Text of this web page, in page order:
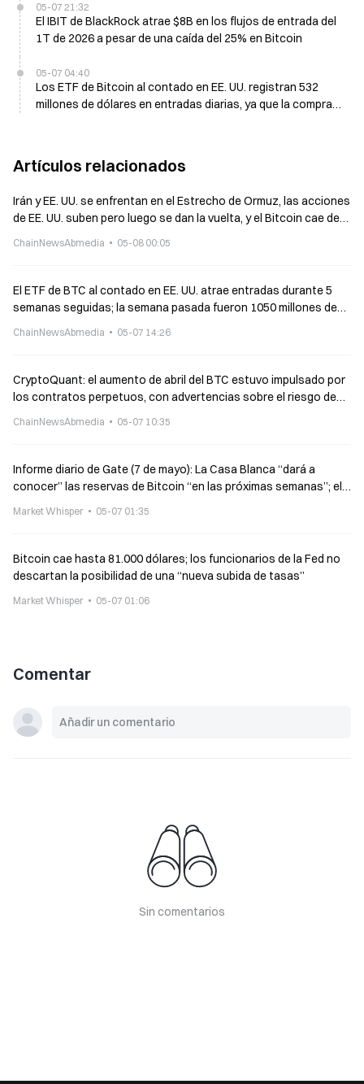
05-07 21:32
El IBIT de BlackRock atrae $8B en los flujos de entrada del
1T de 2026 a pesar de una caída del 25% en Bitcoin
05-07 04:40
Los ETF de Bitcoin al contado en EE. UU. registran 532
millones de dólares en entradas diarias, ya que la compra
Artículos relacionados
Irán y EE. UU. se enfrentan en el Estrecho de Ormuz, las acciones
de EE. UU. suben pero luego se dan la vuelta, y el Bitcoin cae de
ChainNewsAbmedia 05-08 00:05
El ETF de BTC al contado en EE. UU. atrae entradas durante 5
semanas seguidas; la semana pasada fueron 1050 millones de
ChainNewsAbmedia 05-07 14:26
CryptoQuant: el aumento de abril del BTC estuvo impulsado por
los contratos perpetuos, con advertencias sobre el riesgo de
ChainNewsAbmedia 05-07 10:35
Informe diario de Gate (7 de mayo): La Casa Blanca “dará a
conocer” las reservas de Bitcoin “en las próximas semanas”; el
en criptomonedas
Market Whisper 05-07 01:35
Bitcoin cae hasta 81.000 dólares; los funcionarios de la Fed no
descartan la posibilidad de una “nueva subida de tasas”
Market Whisper 05-07 01:06
Comentar
Sin comentarios